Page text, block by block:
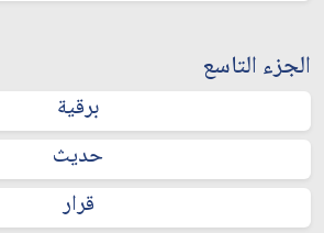
الجزء التاسع
برقية
حديث
قرار